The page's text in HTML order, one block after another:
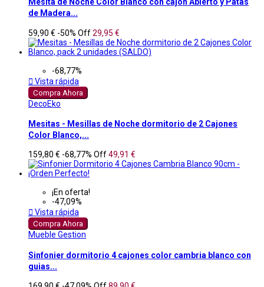
de Madera...
59,90 € -50% Off29,95 €
-68,77%
 Vista rápida
Compra Ahora
DecoEko
Mesitas - Mesillas de Noche dormitorio de 2 Cajones
Color Blanco,...
159,80 € -68,77% Off49,91 €
¡En oferta!
-47,09%
 Vista rápida
Compra Ahora
Mueble Gestion
Sinfonier dormitorio 4 cajones color cambria blanco con
guias...